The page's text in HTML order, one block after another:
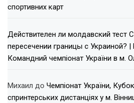
спортивних карт
Действителен ли молдавский тест
пересечении границы с Украиной? |
Командний чемпіонат України в м.
Михаил до Чемпіонат України,
спринтерських дистанціях у м.